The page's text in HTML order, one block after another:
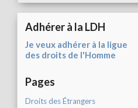
Adhérer à la LDH
Je veux adhérer à la ligue
des droits de l'Homme
Pages
Droits des Étrangers